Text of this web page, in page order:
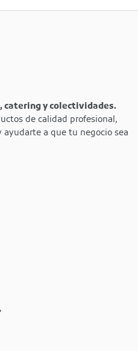
y colectividades.
de calidad profesional,
a que tu negocio sea